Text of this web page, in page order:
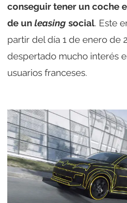
conseguir tener un coche
de un leasing social. Este
partir del día 1 de enero de
despertado mucho interés
usuarios franceses.